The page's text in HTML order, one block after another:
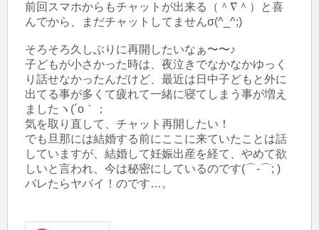
前回スマホからもチャットが出来る（＾∇＾）と喜
んでから、まだチャットしてませんσ(^_^;)
そろそろ久しぶりに再開したいなぁ〜〜♪
子どもが小さかった時は、夜泣きでなかなかゆっく
り話せなかったんだけど、最近は日中子どもと外に
出てる事が多くて疲れて一緒に寝てしまう事が増え
ましたヽ(´o｀；
気を取り直して、チャット再開したい！
でも旦那には結婚する前にここに来ていたことは話
していますが、結婚して妊娠出産を経て、やめて欲
しいと言われ、今は秘密にしているのです(⌒-⌒; )
バレたらヤバイ！のです…。